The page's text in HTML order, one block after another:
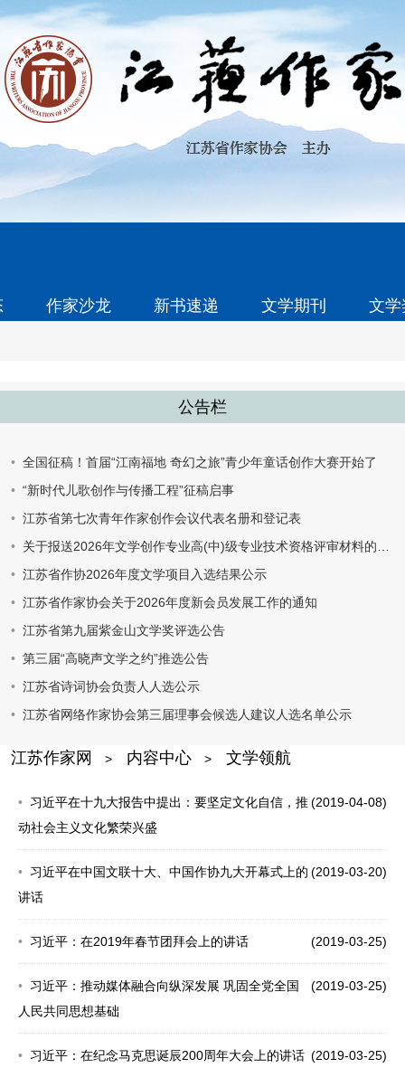
作家沙龙 新书速递 文学期刊 文
公告栏
全国征稿！首届“江南福地 奇幻之旅”青少年童话创作大赛开始了
“新时代儿歌创作与传播工程”征稿启事
江苏省第七次青年作家创作会议代表名册和登记表
关于报送2026年文学创作专业高(中)级专业技术资格评审材料的通知
江苏省作协2026年度文学项目入选结果公示
江苏省作家协会关于2026年度新会员发展工作的通知
江苏省第九届紫金山文学奖评选公告
第三届“高晓声文学之约”推选公告
江苏省诗词协会负责人人选公示
江苏省网络作家协会第三届理事会候选人建议人选名单公示
江苏作家网 > 内容中心 > 文学领航
(2019-04-08)
习近平在十九大报告中提出：要坚定文化自信，推
动社会主义文化繁荣兴盛
(2019-03-20)
习近平在中国文联十大、中国作协九大开幕式上的
讲话
(2019-03-25)
习近平：在2019年春节团拜会上的讲话
(2019-03-25)
习近平：推动媒体融合向纵深发展 巩固全党全国
人民共同思想基础
(2019-03-25)
习近平：在纪念马克思诞辰200周年大会上的讲话